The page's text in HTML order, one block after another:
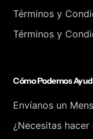
Términos y
Términos y
Cómo Podemos
Envíanos un
¿Necesitas